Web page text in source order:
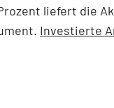
liefert die
Investierte